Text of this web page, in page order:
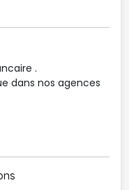
.
dans nos agences